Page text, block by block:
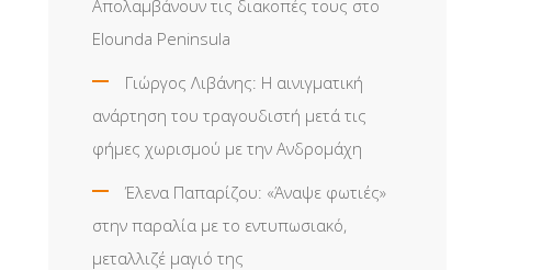
Απολαμβάνουν τις διακοπές τους στο
Elounda Peninsula
Γιώργος Λιβάνης: Η αινιγματική
ανάρτηση του τραγουδιστή μετά τις
φήμες χωρισμού με την Ανδρομάχη
Έλενα Παπαρίζου: «Άναψε φωτιές»
στην παραλία με το εντυπωσιακό,
μεταλλιζέ μαγιό της